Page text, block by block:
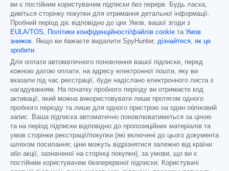
ви є постійним користувачем підписки без перерв. Будь ласка,
дивіться сторінку покупки для отримання детальної інформації.
Пробний період діє відповідно до цих Умов, вашої згоди з
EULA/TOS
Політики конфіденційності/файлів cookie та Умов
знижок . Якщо ви бажаєте видалити SpyHunter, дізнайтеся, як це
зробити
Для оплати автоматичного поновлення вашої підписки, перед
кожною датою оплати, на адресу електронної пошти, яку ви
вказали під час реєстрації, буде надіслано електронного листа з
нагадуванням. На початку пробного періоду ви отримаєте код
активації, який можна використовувати лише протягом одного
пробного періоду та лише для одного пристрою на один обліковий
запис. Ваша підписка автоматично поновлюватиметься за ціною
та на період підписки відповідно до пропозиційних матеріалів та
умов сторінки реєстрації/покупки (які включені до цього документа
шляхом посилання; ціни можуть відрізнятися залежно від країни
або акції, зазначеної на сторінці покупки), за умови, що ви є
постійним користувачем безперервної підписки. Користувачі